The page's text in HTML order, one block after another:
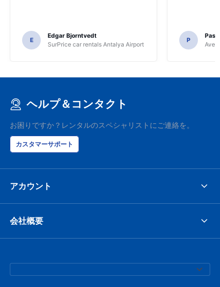
E
Edgar Bjorntvedt
SurPrice car rentals Antalya Airport
P
Avec
ヘルプ＆コンタクト
お困りですか？レンタルのスペシャリストにご連絡を。
カスタマーサポート
アカウント
会社概要